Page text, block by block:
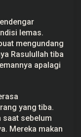
lemas.
mengundang
Rasulullah tiba
apalagi
yang tiba.
saat sebelum
Mereka makan